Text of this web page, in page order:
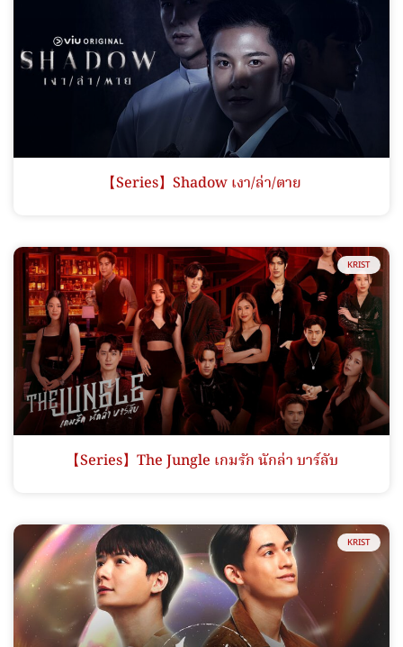
【Series】Shadow เงา/ล่า/ตาย
KRIST
【Series】The Jungle เกมรัก นักล่า บาร์ลับ
KRIST